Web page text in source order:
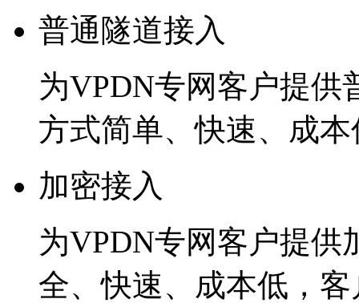
普通隧道接入
为VPDN专网客户提供
方式简单、快速、成
加密接入
为VPDN专网客户提供
全、快速、成本低，